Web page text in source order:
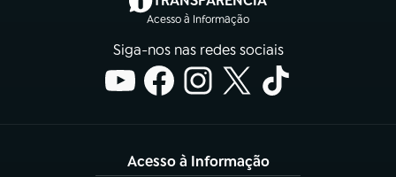
Acesso à Informação
Siga-nos nas redes sociais
Acesso à Informação